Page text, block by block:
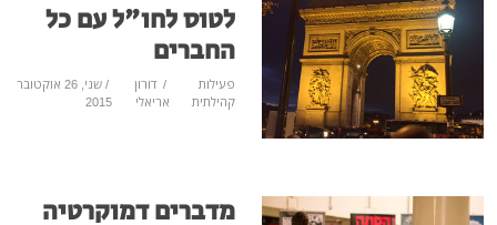
לטוס לחו"ל עם כל
החברים
פעילות
קהילתית
/ דורון
אריאלי
/ שני, 26 אוקטובר
2015
מדברים דמוקרטיה